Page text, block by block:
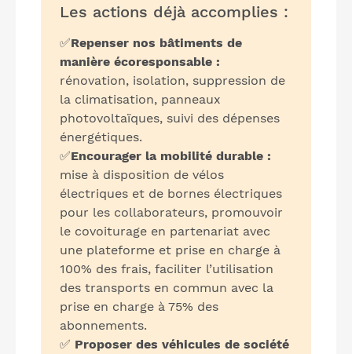
Les actions déjà accomplies :
✅Repenser nos bâtiments de
manière écoresponsable :
rénovation, isolation, suppression de
la climatisation, panneaux
photovoltaïques, suivi des dépenses
énergétiques.
✅Encourager la mobilité durable :
mise à disposition de vélos
électriques et de bornes électriques
pour les collaborateurs, promouvoir
le covoiturage en partenariat avec
une plateforme et prise en charge à
100% des frais, faciliter l’utilisation
des transports en commun avec la
prise en charge à 75% des
abonnements.
✅ Proposer des véhicules de société